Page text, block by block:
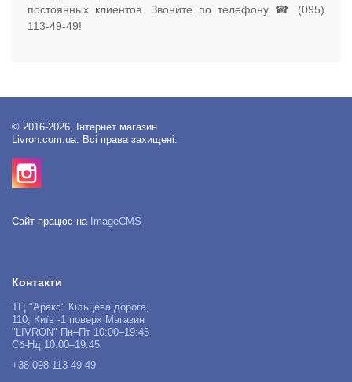
постоянных клиентов. Звоните по телефону ☎ (095)
113-49-49!
© 2016-2026, Інтернет магазин
Livron.com.ua. Всі права захищені.
Сайт працює на ImageCMS
Контакти
ТЦ "Аракс" Кільцева дорога,
110, Київ -1 поверх Магазин
"LIVRON" Пн–Пт 10:00–19:45
Сб-Нд 10:00–19:45
+38 098 113 49 49